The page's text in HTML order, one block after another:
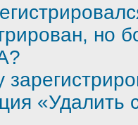
но
«Удалить